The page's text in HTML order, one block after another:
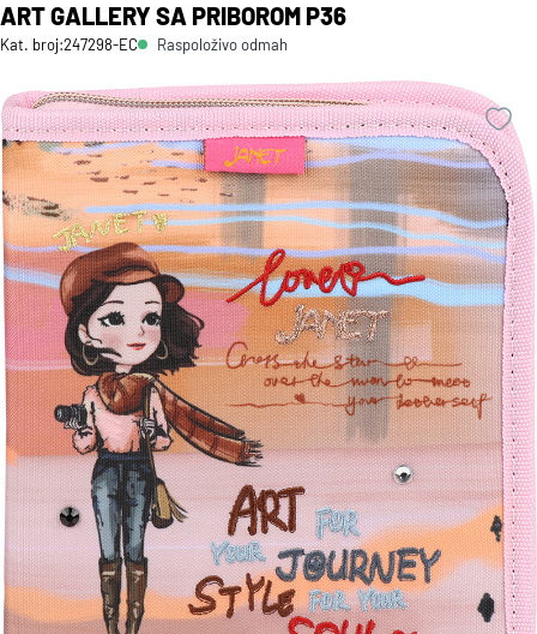
ART GALLERY SA PRIBOROM P36
Kat. broj:247298-EC Raspoloživo odmah